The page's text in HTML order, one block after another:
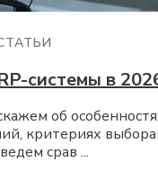
системы в
об
критериях
срав ...